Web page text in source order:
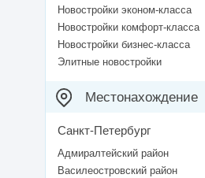
Новостройки эконом-класса
Новостройки комфорт-класса
Новостройки бизнес-класса
Элитные новостройки
Местонахождение
Санкт-Петербург
Адмиралтейский район
Василеостровский район